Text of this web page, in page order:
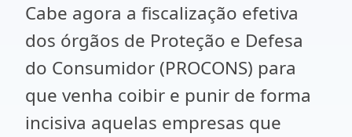
Cabe agora a fiscalização efetiva
dos órgãos de Proteção e Defesa
do Consumidor (PROCONS) para
que venha coibir e punir de forma
incisiva aquelas empresas que